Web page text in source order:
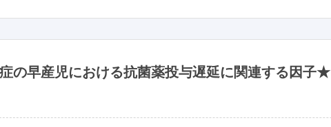
の早産児における抗菌薬投与遅延に関連する因子★